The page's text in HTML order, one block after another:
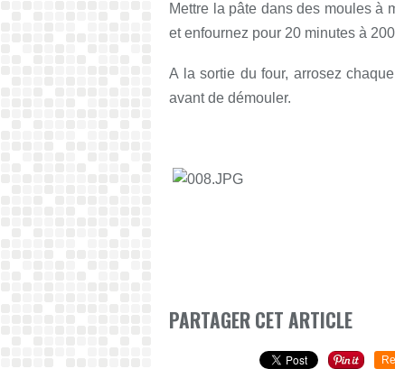
Mettre la pâte dans des moules à
et enfournez pour 20 minutes à
A la sortie du four, arrosez
avant de démouler.
PARTAGER CET ARTICLE